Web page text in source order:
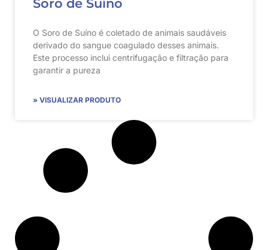
Soro de Suíno
O Soro de Suíno é coletado de animais saudáveis
derivado do sangue coagulado desses animais.
Este processo inclui centrifugação e filtração para
garantir a pureza
» VISUALIZAR PRODUTO